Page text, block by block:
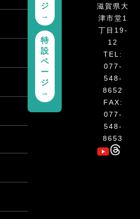
滋賀県大
津市堂1
丁目19-
12
TEL:
077-
548-
8652
FAX:
077-
548-
8653
ジ
→
特
設
ペ
ー
ジ
→